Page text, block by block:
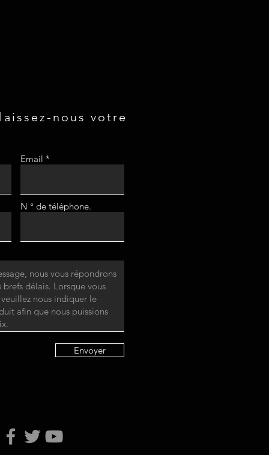
nous votre
Email
N ° de téléphone.
Envoyer